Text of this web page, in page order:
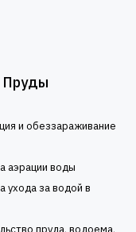
Пруды
и обеззараживание
аэрации воды
ухода за водой в
пруда, водоема,